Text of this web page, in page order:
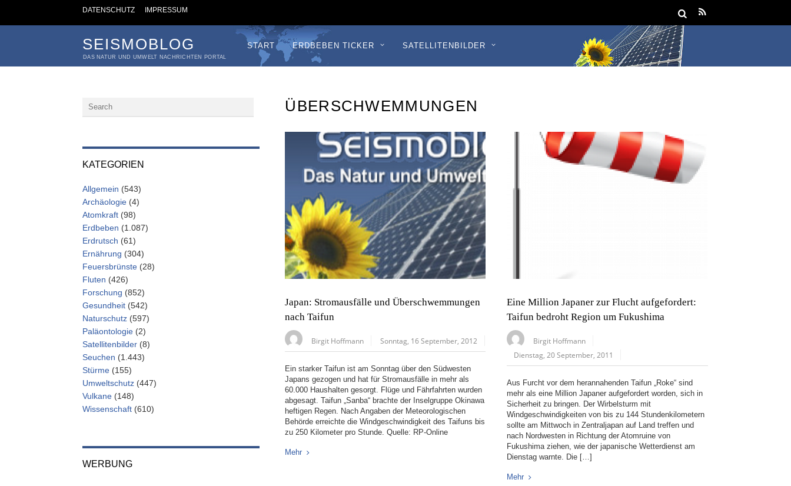
DATENSCHUTZ IMPRESSUM
SEISMOBLOG
DAS NATUR UND UMWELT NACHRICHTEN PORTAL
START ERDBEBEN TICKER SATELLITENBILDER
ÜBERSCHWEMMUNGEN
Japan: Stromausfälle und Überschwemmungen
nach Taifun
Birgit Hoffmann Sonntag, 16 September, 2012
Ein starker Taifun ist am Sonntag über den Südwesten
Japans gezogen und hat für Stromausfälle in mehr als
60.000 Haushalten gesorgt. Flüge und Fährfahrten wurden
abgesagt. Taifun „Sanba“ brachte der Inselgruppe Okinawa
heftigen Regen. Nach Angaben der Meteorologischen
Behörde erreichte die Windgeschwindigkeit des Taifuns bis
zu 250 Kilometer pro Stunde. Quelle: RP-Online
Mehr
Eine Million Japaner zur Flucht aufgefordert:
Taifun bedroht Region um Fukushima
Birgit Hoffmann
Dienstag, 20 September, 2011
Aus Furcht vor dem herannahenden Taifun „Roke“ sind
mehr als eine Million Japaner aufgefordert worden, sich in
Sicherheit zu bringen. Der Wirbelsturm mit
Windgeschwindigkeiten von bis zu 144 Stundenkilometern
sollte am Mittwoch in Zentraljapan auf Land treffen und
nach Nordwesten in Richtung der Atomruine von
Fukushima ziehen, wie der japanische Wetterdienst am
Dienstag warnte. Die […]
Mehr
KATEGORIEN
Allgemein (543)
Archäologie (4)
Atomkraft (98)
Erdbeben (1.087)
Erdrutsch (61)
Ernährung (304)
Feuersbrünste (28)
Fluten (426)
Forschung (852)
Gesundheit (542)
Naturschutz (597)
Paläontologie (2)
Satellitenbilder (8)
Seuchen (1.443)
Stürme (155)
Umweltschutz (447)
Vulkane (148)
Wissenschaft (610)
WERBUNG